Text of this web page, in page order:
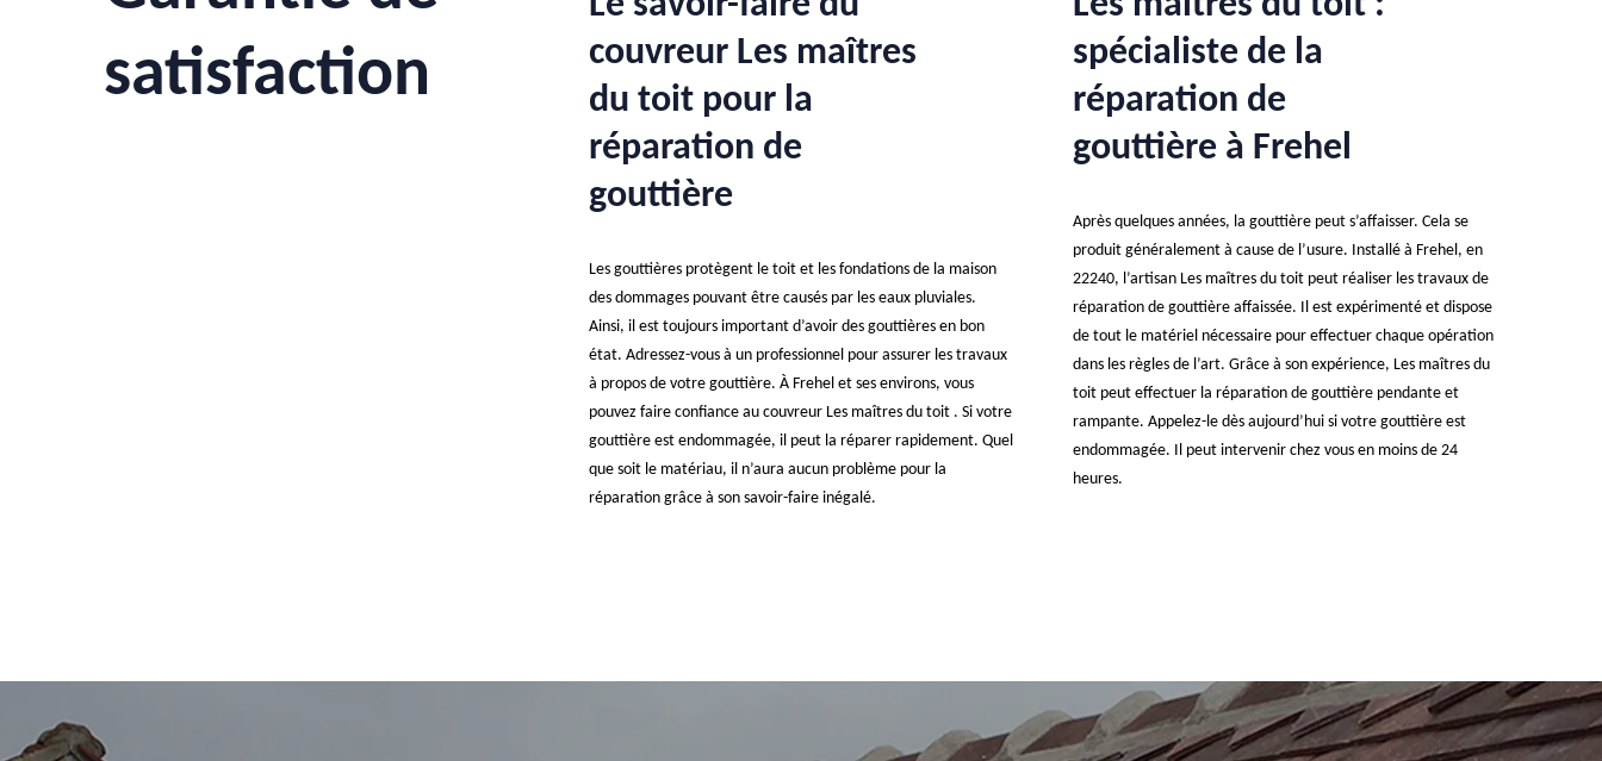
satisfaction
couvreur Les maîtres
du toit pour la
réparation de
gouttière
Les gouttières protègent le toit et les fondations de la maison
des dommages pouvant être causés par les eaux pluviales.
Ainsi, il est toujours important d’avoir des gouttières en bon
état. Adressez-vous à un professionnel pour assurer les travaux
à propos de votre gouttière. À Frehel et ses environs, vous
pouvez faire confiance au couvreur Les maîtres du toit . Si votre
gouttière est endommagée, il peut la réparer rapidement. Quel
que soit le matériau, il n’aura aucun problème pour la
réparation grâce à son savoir-faire inégalé.
spécialiste de la
réparation de
gouttière à Frehel
Après quelques années, la gouttière peut s’affaisser. Cela se
produit généralement à cause de l’usure. Installé à Frehel, en
22240, l’artisan Les maîtres du toit peut réaliser les travaux de
réparation de gouttière affaissée. Il est expérimenté et dispose
de tout le matériel nécessaire pour effectuer chaque opération
dans les règles de l’art. Grâce à son expérience, Les maîtres du
toit peut effectuer la réparation de gouttière pendante et
rampante. Appelez-le dès aujourd’hui si votre gouttière est
endommagée. Il peut intervenir chez vous en moins de 24
heures.